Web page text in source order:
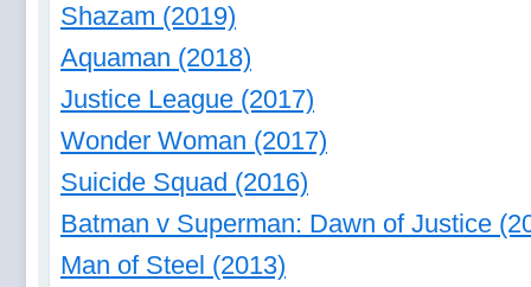
Shazam (2019)
Aquaman (2018)
Justice League (2017)
Wonder Woman (2017)
Suicide Squad (2016)
Batman v Superman: Dawn of Justice
Man of Steel (2013)